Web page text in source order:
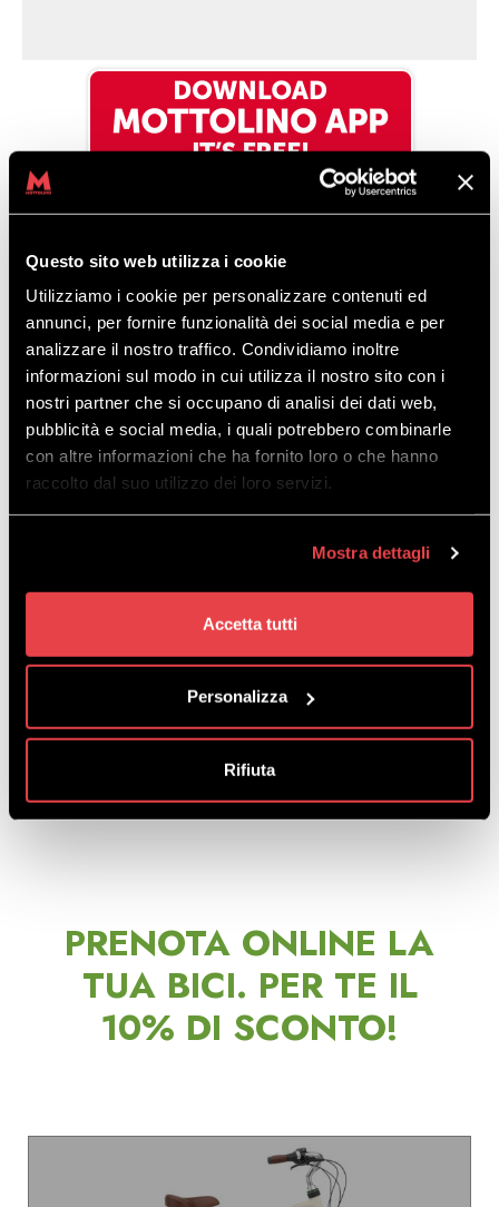
Questo sito web utilizza i cookie
Utilizziamo i cookie per personalizzare contenuti ed
annunci, per fornire funzionalità dei social media e per
analizzare il nostro traffico. Condividiamo inoltre
informazioni sul modo in cui utilizza il nostro sito con i
nostri partner che si occupano di analisi dei dati web,
pubblicità e social media, i quali potrebbero combinarle
con altre informazioni che ha fornito loro o che hanno
raccolto dal suo utilizzo dei loro servizi.
Mostra dettagli
Accetta tutti
Personalizza
Rifiuta
SCARICALA SUBITO!
PRENOTA ONLINE LA
TUA BICI. PER TE IL
10% DI SCONTO!